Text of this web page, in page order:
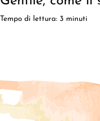
Tempo di lettura: 3 minuti